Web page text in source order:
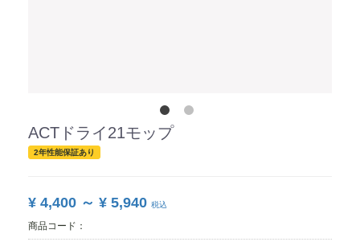
ACTドライ21モップ
2年性能保証あり
¥ 4,400 ～ ¥ 5,940 税込
商品コード：